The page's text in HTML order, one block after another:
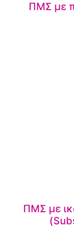
ΠΜΣ με
ΠΜΣ με